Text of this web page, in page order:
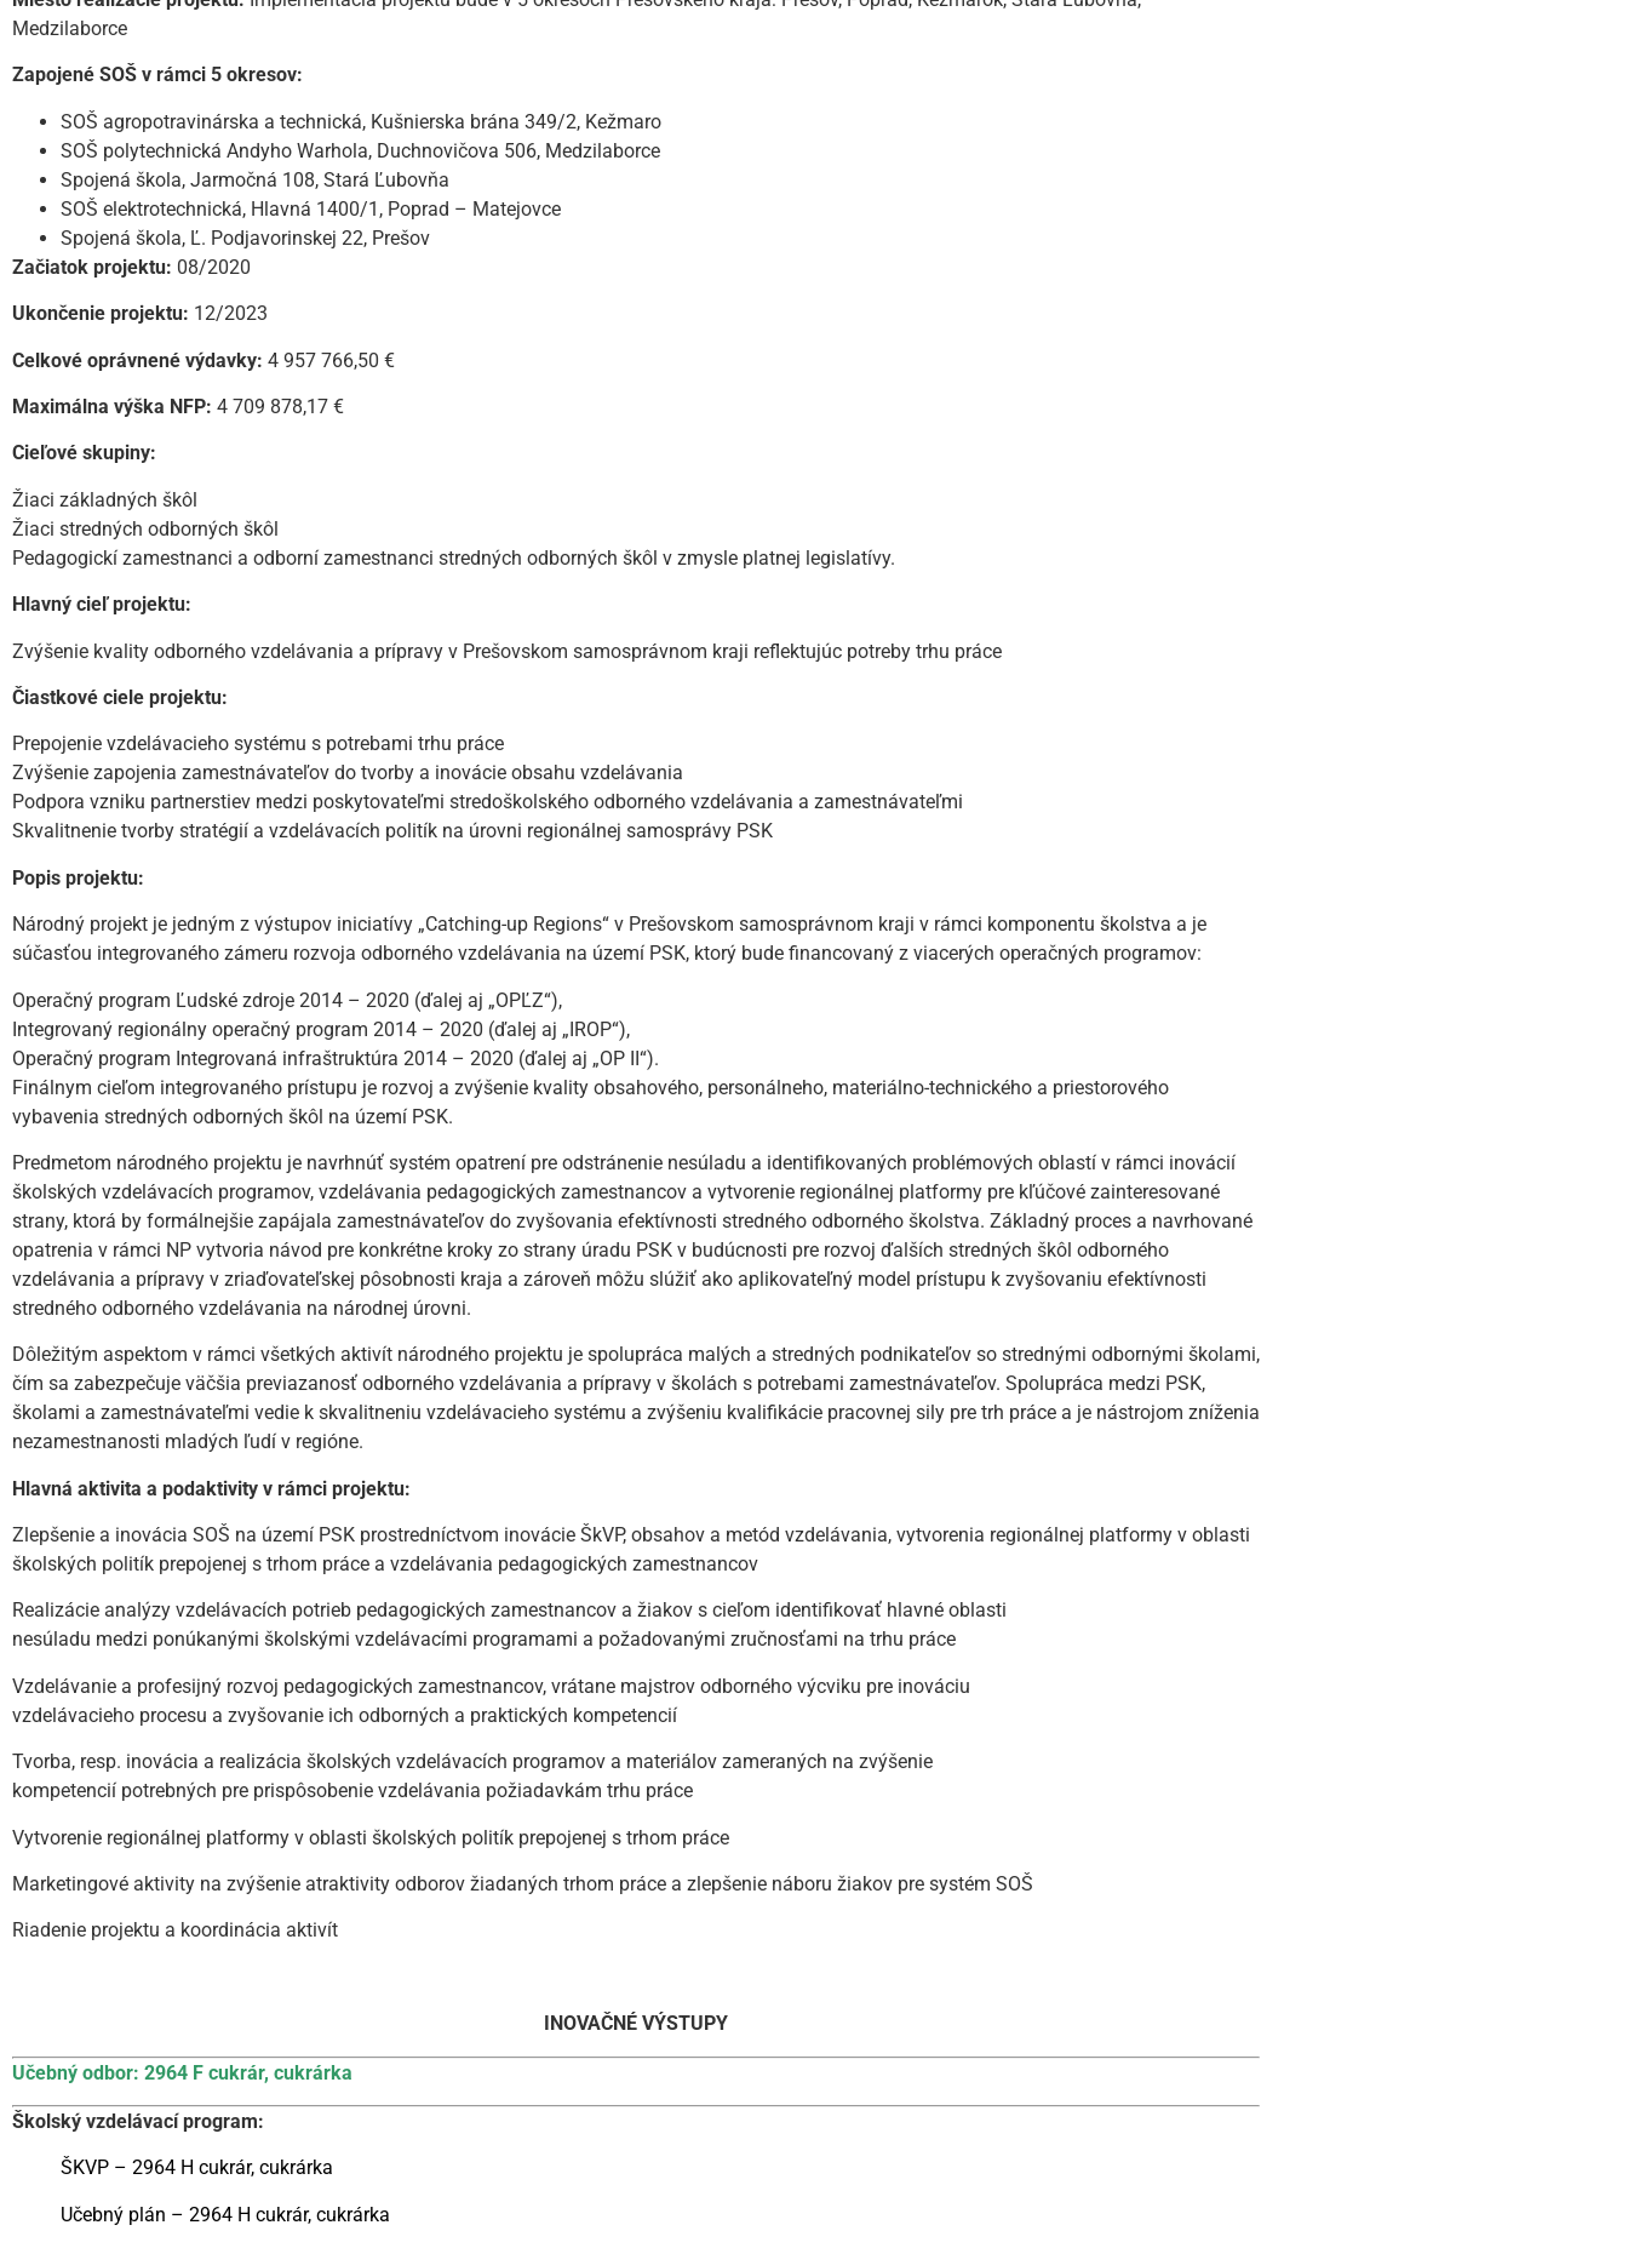
Medzilaborce
Zapojené SOŠ v rámci 5 okresov:
SOŠ agropotravinárska a technická, Kušnierska brána 349/2, Kežmaro
SOŠ polytechnická Andyho Warhola, Duchnovičova 506, Medzilaborce
Spojená škola, Jarmočná 108, Stará Ľubovňa
SOŠ elektrotechnická, Hlavná 1400/1, Poprad – Matejovce
Spojená škola, Ľ. Podjavorinskej 22, Prešov
Začiatok projektu: 08/2020
Ukončenie projektu: 12/2023
Celkové oprávnené výdavky: 4 957 766,50 €
Maximálna výška NFP: 4 709 878,17 €
Cieľové skupiny:
Žiaci základných škôl
Žiaci stredných odborných škôl
Pedagogickí zamestnanci a odborní zamestnanci stredných odborných škôl v zmysle platnej legislatívy.
Hlavný cieľ projektu:
Zvýšenie kvality odborného vzdelávania a prípravy v Prešovskom samosprávnom kraji reflektujúc potreby trhu práce
Čiastkové ciele projektu:
Prepojenie vzdelávacieho systému s potrebami trhu práce
Zvýšenie zapojenia zamestnávateľov do tvorby a inovácie obsahu vzdelávania
Podpora vzniku partnerstiev medzi poskytovateľmi stredoškolského odborného vzdelávania a zamestnávateľmi
Skvalitnenie tvorby stratégií a vzdelávacích politík na úrovni regionálnej samosprávy PSK
Popis projektu:
Národný projekt je jedným z výstupov iniciatívy „Catching-up Regions“ v Prešovskom samosprávnom kraji v rámci komponentu školstva a je
súčasťou integrovaného zámeru rozvoja odborného vzdelávania na území PSK, ktorý bude financovaný z viacerých operačných programov:
Operačný program Ľudské zdroje 2014 – 2020 (ďalej aj „OPĽZ“),
Integrovaný regionálny operačný program 2014 – 2020 (ďalej aj „IROP“),
Operačný program Integrovaná infraštruktúra 2014 – 2020 (ďalej aj „OP II“).
Finálnym cieľom integrovaného prístupu je rozvoj a zvýšenie kvality obsahového, personálneho, materiálno-technického a priestorového
vybavenia stredných odborných škôl na území PSK.
Predmetom národného projektu je navrhnúť systém opatrení pre odstránenie nesúladu a identifikovaných problémových oblastí v rámci inovácií
školských vzdelávacích programov, vzdelávania pedagogických zamestnancov a vytvorenie regionálnej platformy pre kľúčové zainteresované
strany, ktorá by formálnejšie zapájala zamestnávateľov do zvyšovania efektívnosti stredného odborného školstva. Základný proces a navrhované
opatrenia v rámci NP vytvoria návod pre konkrétne kroky zo strany úradu PSK v budúcnosti pre rozvoj ďalších stredných škôl odborného
vzdelávania a prípravy v zriaďovateľskej pôsobnosti kraja a zároveň môžu slúžiť ako aplikovateľný model prístupu k zvyšovaniu efektívnosti
stredného odborného vzdelávania na národnej úrovni.
Dôležitým aspektom v rámci všetkých aktivít národného projektu je spolupráca malých a stredných podnikateľov so strednými odbornými školami,
čím sa zabezpečuje väčšia previazanosť odborného vzdelávania a prípravy v školách s potrebami zamestnávateľov. Spolupráca medzi PSK,
školami a zamestnávateľmi vedie k skvalitneniu vzdelávacieho systému a zvýšeniu kvalifikácie pracovnej sily pre trh práce a je nástrojom zníženia
nezamestnanosti mladých ľudí v regióne.
Hlavná aktivita a podaktivity v rámci projektu:
Zlepšenie a inovácia SOŠ na území PSK prostredníctvom inovácie ŠkVP, obsahov a metód vzdelávania, vytvorenia regionálnej platformy v oblasti
školských politík prepojenej s trhom práce a vzdelávania pedagogických zamestnancov
Realizácie analýzy vzdelávacích potrieb pedagogických zamestnancov a žiakov s cieľom identifikovať hlavné oblasti
nesúladu medzi ponúkanými školskými vzdelávacími programami a požadovanými zručnosťami na trhu práce
Vzdelávanie a profesijný rozvoj pedagogických zamestnancov, vrátane majstrov odborného výcviku pre inováciu
vzdelávacieho procesu a zvyšovanie ich odborných a praktických kompetencií
Tvorba, resp. inovácia a realizácia školských vzdelávacích programov a materiálov zameraných na zvýšenie
kompetencií potrebných pre prispôsobenie vzdelávania požiadavkám trhu práce
Vytvorenie regionálnej platformy v oblasti školských politík prepojenej s trhom práce
Marketingové aktivity na zvýšenie atraktivity odborov žiadaných trhom práce a zlepšenie náboru žiakov pre systém SOŠ
Riadenie projektu a koordinácia aktivít
INOVAČNÉ VÝSTUPY
Učebný odbor: 2964 F cukrár, cukrárka
Školský vzdelávací program:
ŠKVP – 2964 H cukrár, cukrárka
Učebný plán – 2964 H cukrár, cukrárka